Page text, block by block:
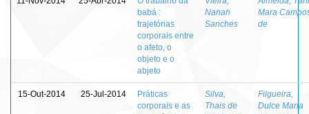
babá :
trajetórias
corporais entre
o afeto, o
objeto e o
abjeto
Nanah
Sanches
Mara
de
15-Out-2014 25-Jul-2014
Práticas
corporais e as
Silva,
Thais de
Filgueira,
Dulce Maria